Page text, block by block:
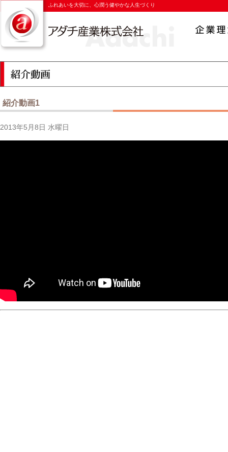
ふれあいを大切に、心潤う健やかな人生づくり
紹介動画1
2013年5月8日 水曜日